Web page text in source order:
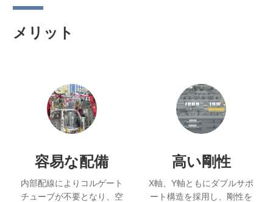
メリット
容易な配備
内部配線によりコルゲート
チューブが不要となり、空
高い剛性
X軸、Y軸ともにダブルサポ
ート構造を採用し、剛性を